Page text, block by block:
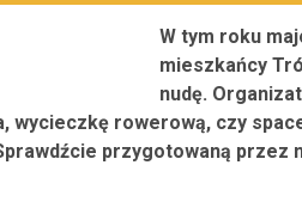
W tym roku
mieszkańcy
nudę.
wycieczkę rowerową, czy
przygotowaną przez